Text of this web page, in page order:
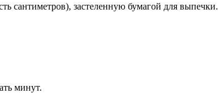
сантиметров), застеленную бумагой для выпечки.
минут.